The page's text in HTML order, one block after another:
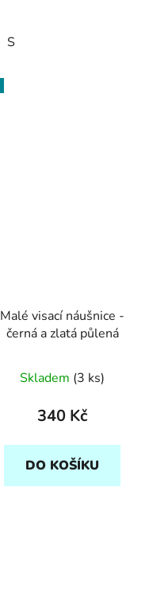
S
Malé visací náušnice -
černá a zlatá půlená
Skladem (3 ks)
340 Kč
DO KOŠÍKU